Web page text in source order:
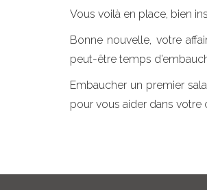
Vous voilà en place, bien
Bonne nouvelle, votre
peut-être temps
Embaucher un premier
pour vous aider dans votre